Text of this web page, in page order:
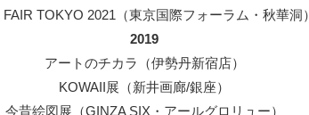
TOKYO 2021（東京国際フォーラム・秋華洞）
2019
アートのチカラ（伊勢丹新宿店）
KOWAII展（新井画廊/銀座）
今昔絵図展（GINZA SIX・アールグロリュー）